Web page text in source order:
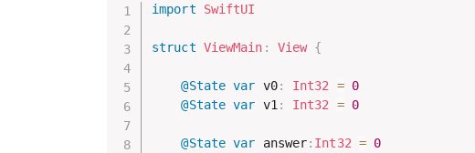
import SwiftUI
struct ViewMain : View {
@State var v0: Int32 = 0
@State var v1 : Int32 = 0
@State var answer: Int32 = 0